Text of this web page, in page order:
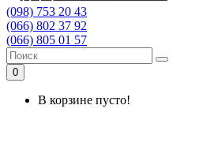
(098) 753 20 43
(066) 802 37 92
(066) 805 01 57
0
В корзине пусто!